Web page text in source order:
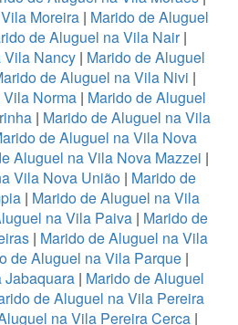
Moreira | Marido de Aluguel
de Aluguel na Vila Nair|
Vila Nancy | Marido de Aluguel
de Aluguel na Vila Nivi |
Norma | Marido de Aluguel
| Marido de Aluguel na Vila
de Aluguel na Vila Nova
Aluguel na Vila Nova Mazzei |
Vila Nova União | Marido de
| Marido de Aluguel na Vila
na Vila Paiva| Marido de
| Marido de Aluguel na Vila
de Aluguel na Vila Parque|
Jabaquara | Marido de Aluguel
de Aluguel na Vila Pereira
na Vila Pereira Cerca|